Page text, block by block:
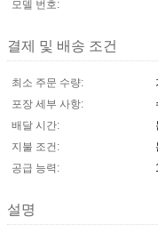
모델 번호:
결제 및 배송 조건
최소 주문 수량:
포장 세부 사항:
배달 시간:
지불 조건:
공급 능력:
설명